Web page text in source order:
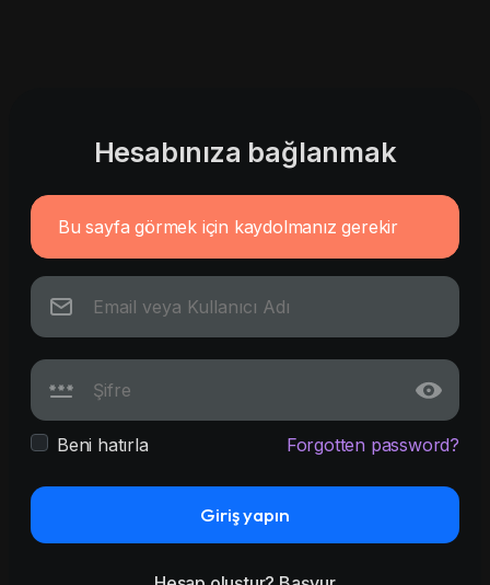
Hesabınıza bağlanmak
Bu sayfa görmek için kaydolmanız gerekir
Beni hatırla Forgotten password?
Giriş yapın